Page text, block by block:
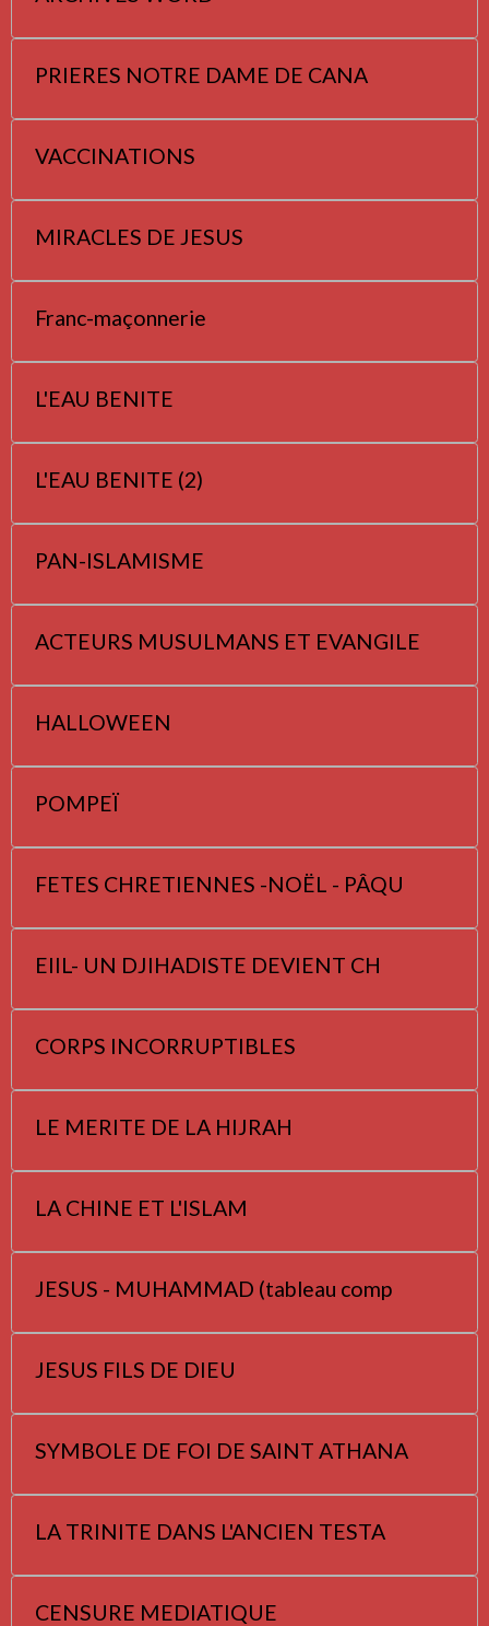
PRIERES NOTRE DAME DE CANA
VACCINATIONS
MIRACLES DE JESUS
Franc-maçonnerie
L'EAU BENITE
L'EAU BENITE (2)
PAN-ISLAMISME
ACTEURS MUSULMANS ET EVANGILE
HALLOWEEN
POMPEÏ
FETES CHRETIENNES -NOËL - PÂQU
EIIL- UN DJIHADISTE DEVIENT CH
CORPS INCORRUPTIBLES
LE MERITE DE LA HIJRAH
LA CHINE ET L'ISLAM
JESUS - MUHAMMAD (tableau comp
JESUS FILS DE DIEU
SYMBOLE DE FOI DE SAINT ATHANA
LA TRINITE DANS L'ANCIEN TESTA
CENSURE MEDIATIQUE